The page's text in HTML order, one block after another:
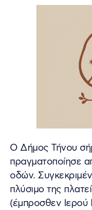
Ο Δήμος Τήνου
πραγματοποίησε
οδών.
πλύσιμο της
(έμπροσθεν